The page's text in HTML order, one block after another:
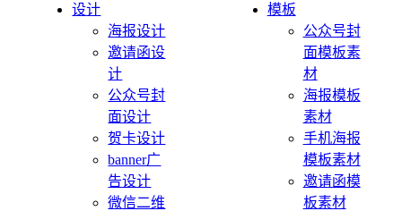
设计
海报设计
邀请函设
计
公众号封
面设计
贺卡设计
banner广
告设计
微信二维
模板
公众号封
面模板素
材
海报模板
素材
手机海报
模板素材
邀请函模
板素材